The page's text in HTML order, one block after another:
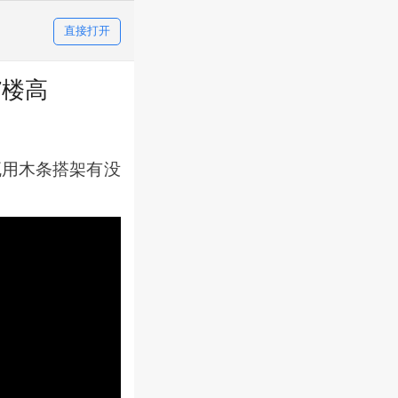
直接打开
高
木条搭架有没